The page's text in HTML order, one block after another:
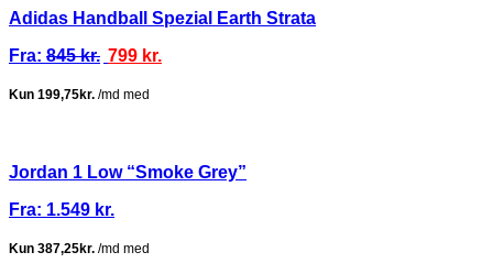
Adidas Handball Spezial Earth Strata
Fra: 845kr. 799 kr.
Jordan 1 Low “Smoke Grey”
Fra: 1.549 kr.